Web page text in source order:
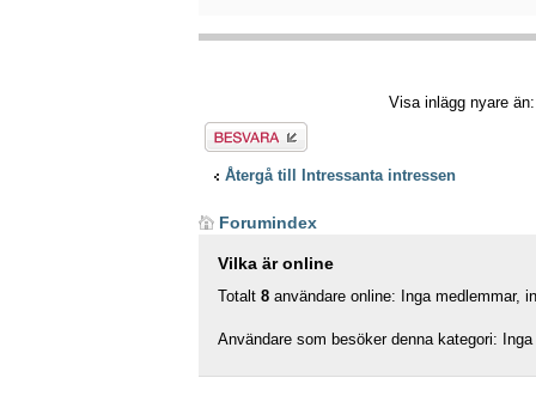
Visa inlägg nyare
Besvara
Återgå till Intressanta intressen
Forumindex
Vilka är online
Totalt 8 användare online: Inga medlemmar,
Användare som besöker denna kategori: